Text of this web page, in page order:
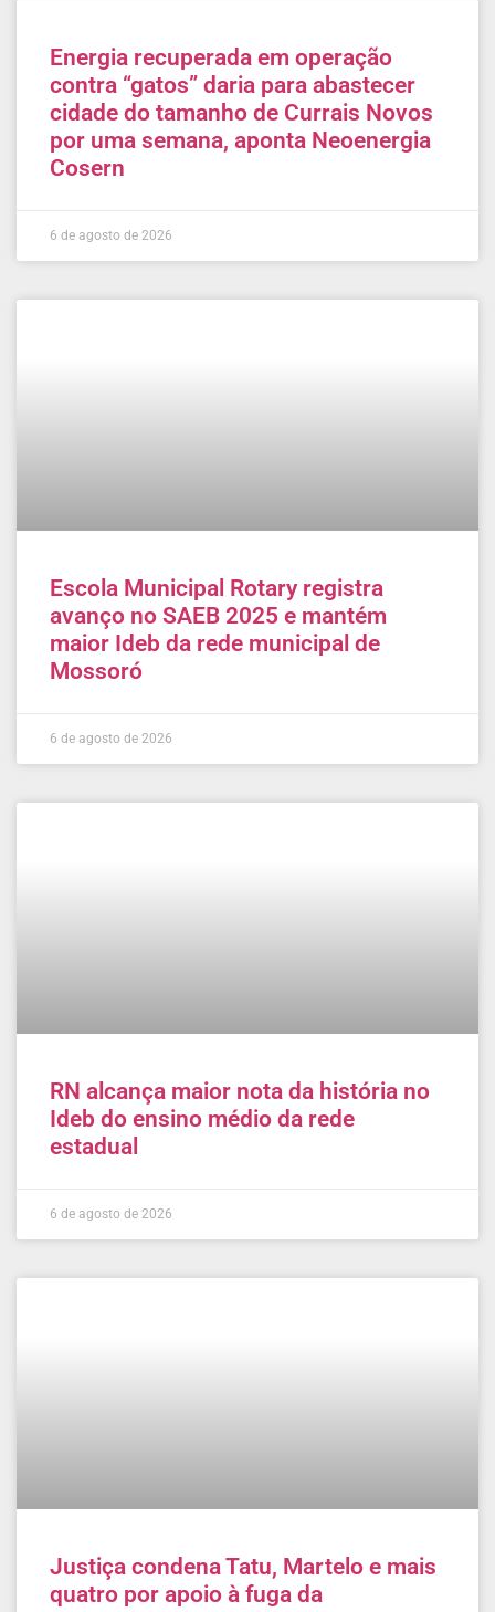
Energia recuperada em operação
contra “gatos” daria para abastecer
cidade do tamanho de Currais Novos
por uma semana, aponta Neoenergia
Cosern
6 de agosto de 2026
Escola Municipal Rotary registra
avanço no SAEB 2025 e mantém
maior Ideb da rede municipal de
Mossoró
6 de agosto de 2026
RN alcança maior nota da história no
Ideb do ensino médio da rede
estadual
6 de agosto de 2026
Justiça condena Tatu, Martelo e mais
quatro por apoio à fuga da